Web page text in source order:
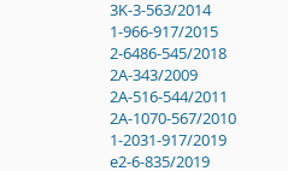
3K-3-563/2014
1-966-917/2015
2-6486-545/2018
2A-343/2009
2A-516-544/2011
2A-1070-567/2010
1-2031-917/2019
e2-6-835/2019